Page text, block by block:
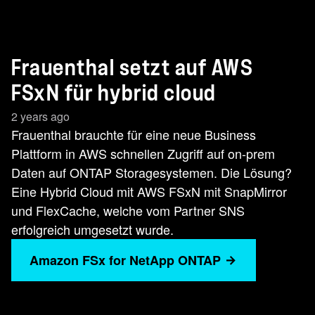
Frauenthal setzt auf AWS
FSxN für hybrid cloud
2 years ago
Frauenthal brauchte für eine neue Business
Plattform in AWS schnellen Zugriff auf on-prem
Daten auf ONTAP Storagesystemen. Die Lösung?
Eine Hybrid Cloud mit AWS FSxN mit SnapMirror
und FlexCache, welche vom Partner SNS
erfolgreich umgesetzt wurde.
Amazon FSx for NetApp ONTAP